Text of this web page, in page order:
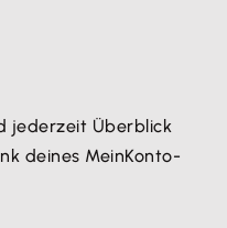
jederzeit Überblick
deines MeinKonto-